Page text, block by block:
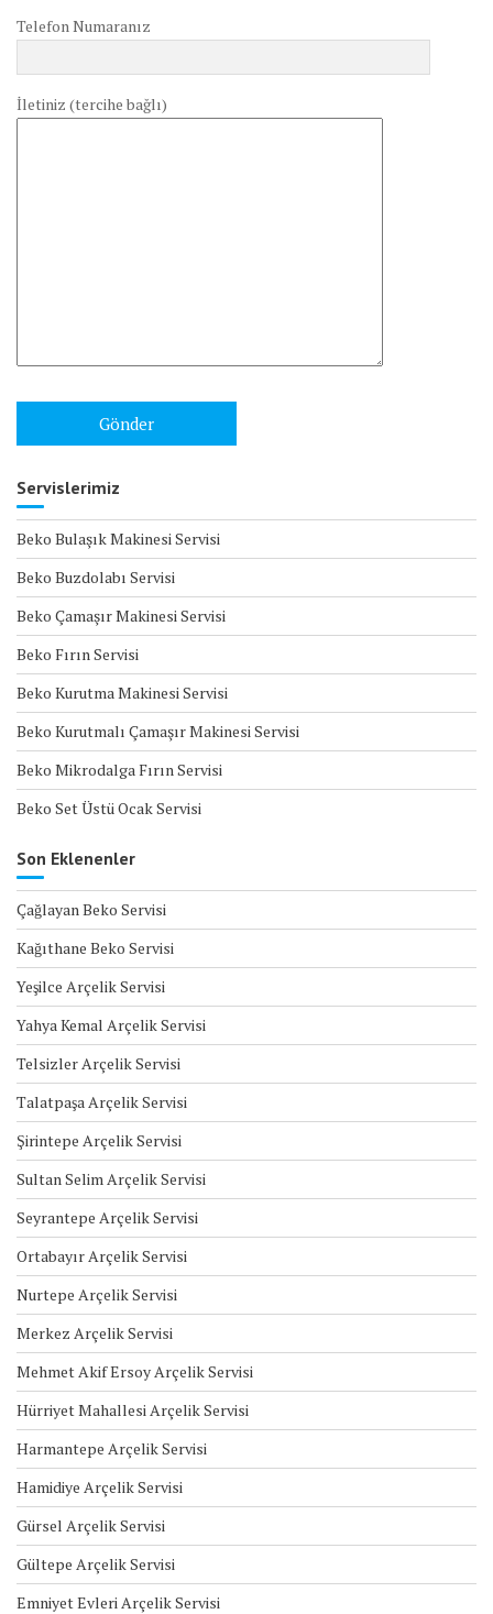
Telefon Numaranız
İletiniz (tercihe bağlı)
Servislerimiz
Beko Bulaşık Makinesi Servisi
Beko Buzdolabı Servisi
Beko Çamaşır Makinesi Servisi
Beko Fırın Servisi
Beko Kurutma Makinesi Servisi
Beko Kurutmalı Çamaşır Makinesi Servisi
Beko Mikrodalga Fırın Servisi
Beko Set Üstü Ocak Servisi
Son Eklenenler
Çağlayan Beko Servisi
Kağıthane Beko Servisi
Yeşilce Arçelik Servisi
Yahya Kemal Arçelik Servisi
Telsizler Arçelik Servisi
Talatpaşa Arçelik Servisi
Şirintepe Arçelik Servisi
Sultan Selim Arçelik Servisi
Seyrantepe Arçelik Servisi
Ortabayır Arçelik Servisi
Nurtepe Arçelik Servisi
Merkez Arçelik Servisi
Mehmet Akif Ersoy Arçelik Servisi
Hürriyet Mahallesi Arçelik Servisi
Harmantepe Arçelik Servisi
Hamidiye Arçelik Servisi
Gürsel Arçelik Servisi
Gültepe Arçelik Servisi
Emniyet Evleri Arçelik Servisi